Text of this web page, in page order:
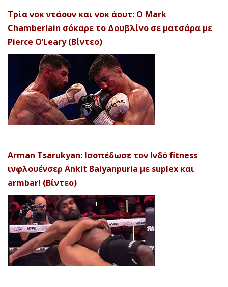
Τρία νοκ ντάουν και νοκ άουτ: Ο Mark
Chamberlain σόκαρε το Δουβλίνο σε ματσάρα με
Pierce O’Leary (Βίντεο)
Arman Tsarukyan: Ισοπέδωσε τον Ινδό fitness
ινφλουένσερ Ankit Baiyanpuria με suplex και
armbar! (Βίντεο)